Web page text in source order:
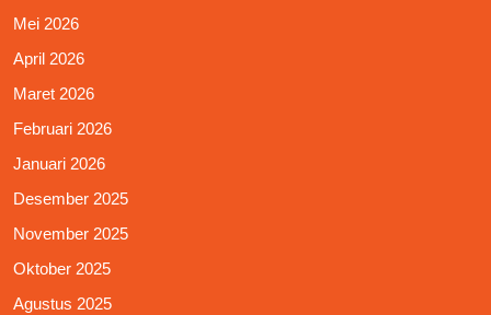
Mei 2026
April 2026
Maret 2026
Februari 2026
Januari 2026
Desember 2025
November 2025
Oktober 2025
Agustus 2025